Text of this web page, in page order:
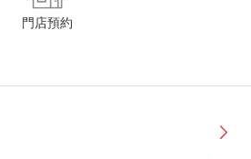
門店預約